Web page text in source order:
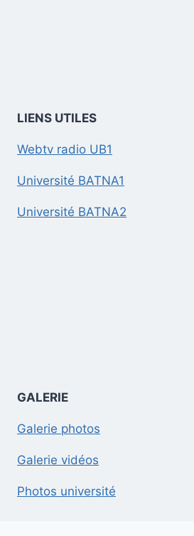
LIENS UTILES
Webtv radio UB1
Université BATNA1
Université BATNA2
GALERIE
Galerie photos
Galerie vidéos
Photos université